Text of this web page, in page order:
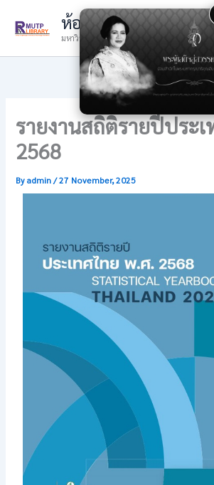
ห้องสมุด
มหาวิทยาลัยเทคโนโลยีราชมงคลพระนคร
รายงานสถิติรายปีประ
2568
Byadmin/27 November, 2025